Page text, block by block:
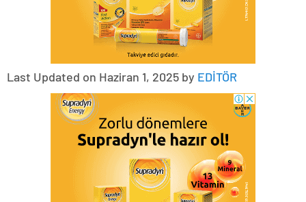
Last Updated on Haziran 1, 2025 by EDİTÖR